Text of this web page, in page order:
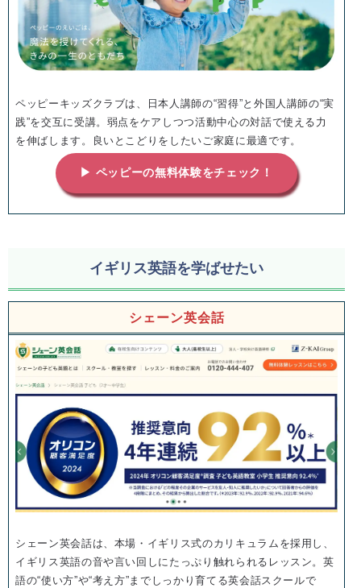
ペッピーキッズクラブは、日本人講師の“習得”と外国人講師の“実
践”を交互に受講。弱点をケアしつつ活動中心の対話で使える力
を伸ばします。良いとこどりをしたいご家庭に最適です。
▶ ペッピーの無料体験をチェック！
イギリス英語を学ばせたい
シェーン英会話
シェーン英会話は、本場・イギリス式のカリキュラムを採用し、
イギリス英語の音や言い回しにたっぷり触れられるレッスン。英
語の“使い方”や“考え方”までしっかり育てる英会話スクールで